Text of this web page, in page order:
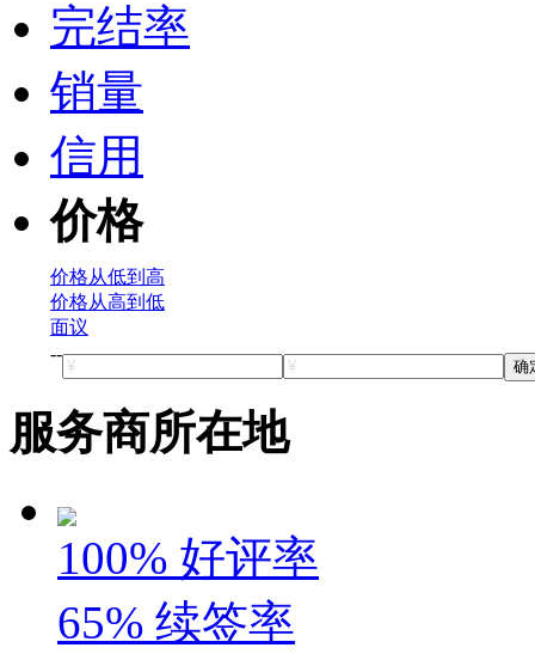
完结率
销量
信用
价格
价格从低到高
价格从高到低
面议
--
确
服务商所在地
100% 好评率
65% 续签率